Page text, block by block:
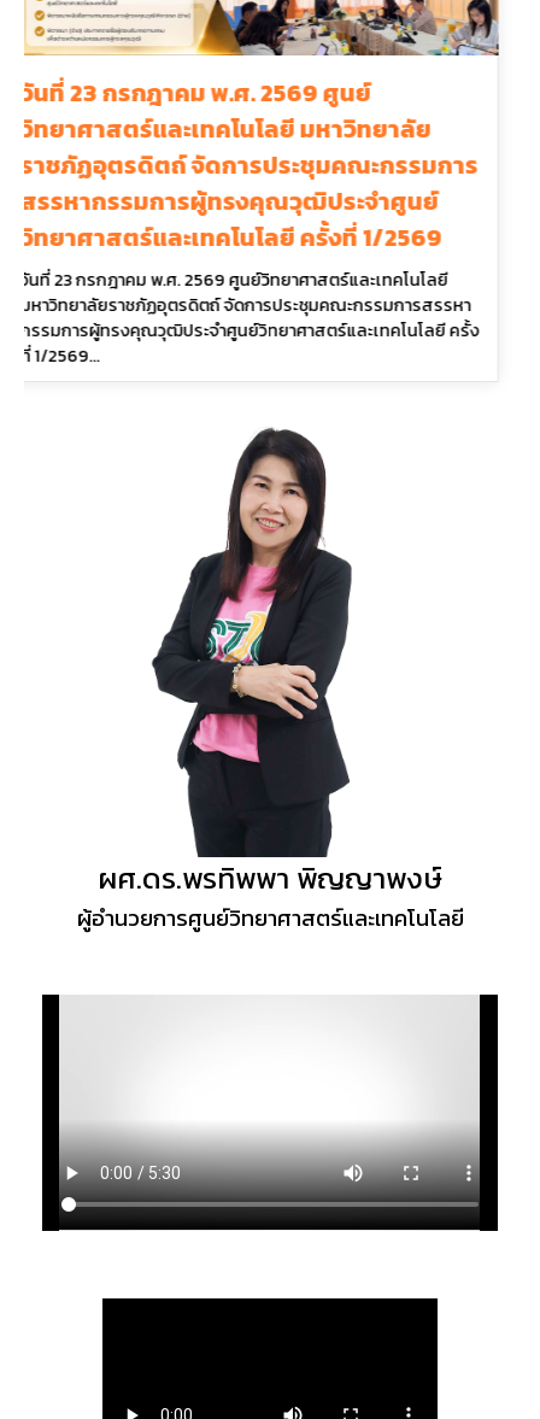
ยาลัย
กรรมการ
ำศูนย์
2569
ทคโนโลยี
มการสรรหา
ทคโนโลยี ครั้ง
14 กรกฎาคม 2569 การประชุมหน่
จัดการลดก๊าซเรือนกระจก ศูนย์วิ
และเทคโนโลยี มหาวิทยาลัยราชภั
ครั้งที่ 3/2569
14 กรกฎาคม 2569 การประชุมหน่วยบริหารจัดการ
กระจก ศูนย์วิทยาศาสตร์และเทคโนโลยี มหาวิทยาลั
อุตรดิตถ์ ครั้งที่ 3/2569
ผศ.ดร.พรทิพพา พิญญาพงษ์
ผู้อำนวยการศูนย์วิทยาศาสตร์และเทคโนโลยี